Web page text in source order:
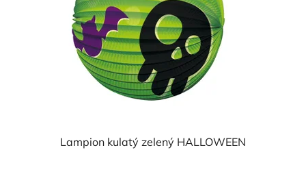
Lampion kulatý zelený HALLOWEEN